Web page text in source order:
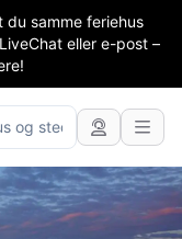
du samme feriehus
eller e-post –